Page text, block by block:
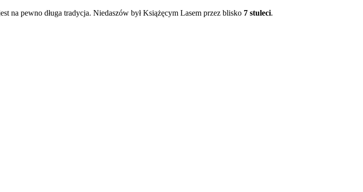
na pewno długa tradycja. Niedaszów był Książęcym Lasem przez blisko 7 stuleci.